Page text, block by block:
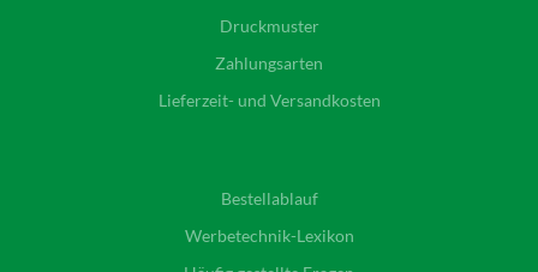
Druckmuster
Zahlungsarten
Lieferzeit- und Versandkosten
Bestellablauf
Werbetechnik-Lexikon